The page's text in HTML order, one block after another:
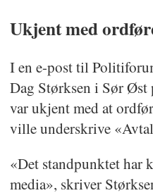
Ukjent med
I en e-post til
Dag Størksen i Sør
var ukjent med at
ville underskrive
«Det standpunktet har
media», skriver